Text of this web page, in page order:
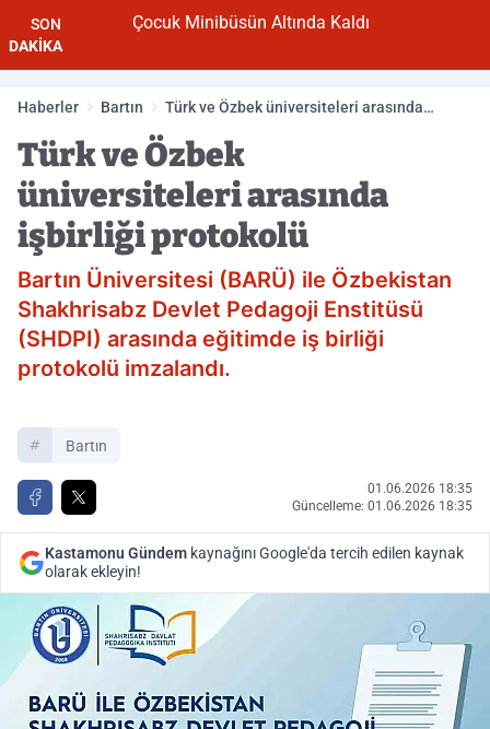
SON
DAKİKA
Çocuk Minibüsün Altında Kaldı
Haberler Bartın
Türk ve Özbek üniversiteleri arasında
Türk ve Özbek
üniversiteleri arasında
işbirliği protokolü
Bartın Üniversitesi (BARÜ) ile Özbekistan
Shakhrisabz Devlet Pedagoji Enstitüsü
(SHDPI) arasında eğitimde iş birliği
protokolü imzalandı.
Bartın
01.06.2026 18:35
Güncelleme: 01.06.2026 18:35
Kastamonu Gündem kaynağını Google'da tercih edilen kaynak
olarak ekleyin!